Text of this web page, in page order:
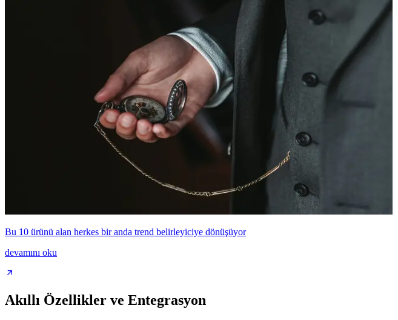
Bu 10 ürünü alan herkes bir anda trend belirleyiciye dönüşüyor
devamını oku
Akıllı Özellikler ve Entegrasyon